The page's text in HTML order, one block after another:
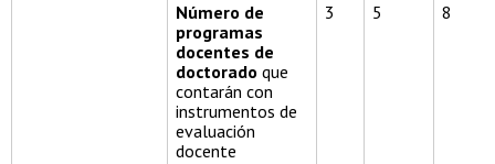
Número de
programas
docentes de
doctorado que
contarán con
instrumentos de
evaluación
docente
3 5 8